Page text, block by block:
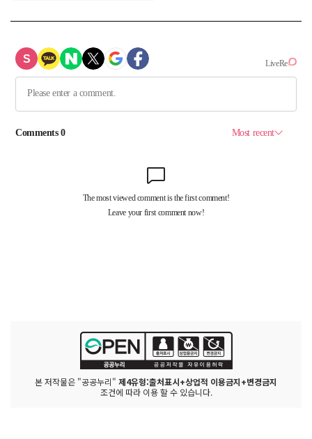
본 저작물은 "공공누리" 제4유형:출처표시+상업적 이용금지+변경금지
조건에 따라 이용 할 수 있습니다.